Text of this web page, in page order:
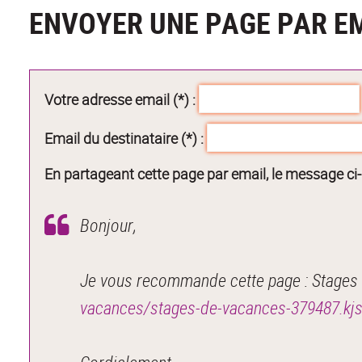
ENVOYER UNE PAGE PAR
Votre adresse email (*) :
Email du destinataire (*) :
En partageant cette page par email, le message
Bonjour,
Je vous recommande cette page :
vacances/stages-de-vacances-